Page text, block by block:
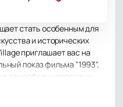
стать особенным для
и исторических
приглашает вас на
показ фильма "1993",
в атмосферу непростых
переживала великие